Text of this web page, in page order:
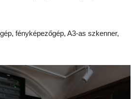
fényképezőgép, A3-as szkenner,